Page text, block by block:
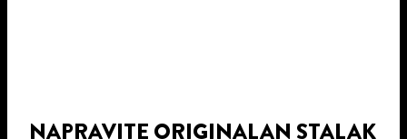
NAPRAVITE ORIGINALAN STALAK